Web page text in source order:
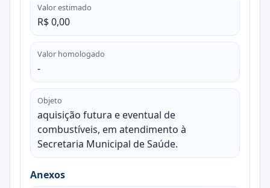
Valor estimado
R$ 0,00
Valor homologado
-
Objeto
aquisição futura e eventual de
combustíveis, em atendimento à
Secretaria Municipal de Saúde.
Anexos